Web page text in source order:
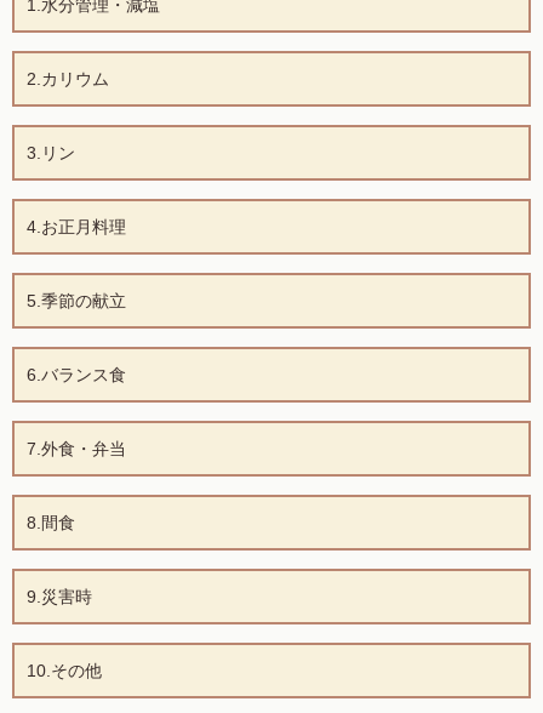
1.水分管理・減塩
2.カリウム
3.リン
4.お正月料理
5.季節の献立
6.バランス食
7.外食・弁当
8.間食
9.災害時
10.その他